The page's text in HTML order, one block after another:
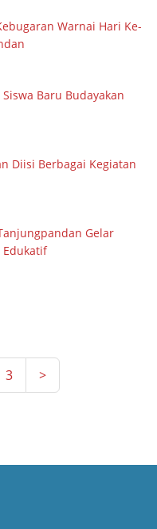
Warnai Hari Ke-
Baru Budayakan
Diisi Berbagai Kegiatan
Gelar
Edukatif
3 >